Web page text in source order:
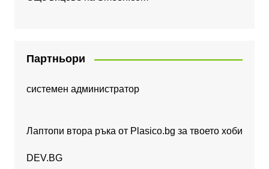
Партньори
системен администратор
Лаптопи втора ръка от Plasico.bg за твоето хоби
DEV.BG